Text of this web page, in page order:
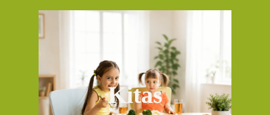
Kitas
Frisch, gesund und lecker für unsere
Kleinsten genau die richtige Wahl!
unser Angebot